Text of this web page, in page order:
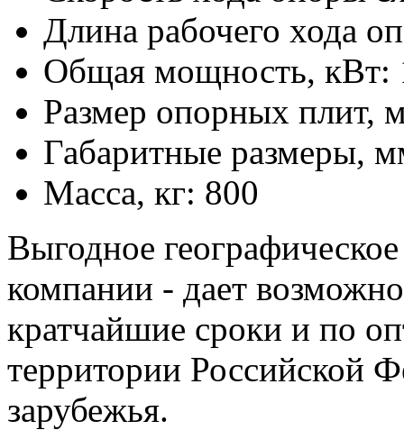
Длина рабочего хода
Общая мощность, кВт:
Размер опорных плит,
Габаритные размеры,
Масса, кг: 800
Выгодное
компании - дает
кратчайшие сроки и по
территории Российской
зарубежья.